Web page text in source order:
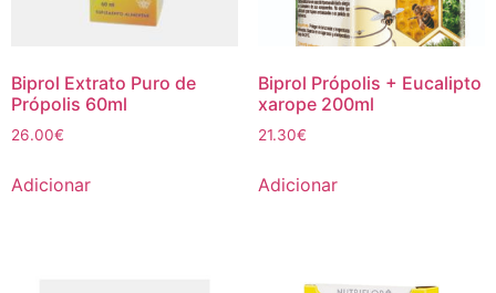
Biprol Extrato Puro de
Própolis 60ml
26.00€
Adicionar
Biprol Própolis + Eucalipto
xarope 200ml
21.30€
Adicionar